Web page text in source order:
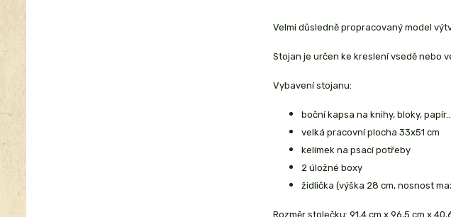
Velmi důsledně propracovaný model
Stojan je určen ke kreslení vsedě nebo
Vybavení stojanu:
boční kapsa na knihy, bloky, papír...
velká pracovní plocha 33x51 cm
kelímek na psací potřeby
2 úložné boxy
židlička (výška 28 cm, nosnost
Rozměr stolečku: 91,4 cm x 96,5 cm x